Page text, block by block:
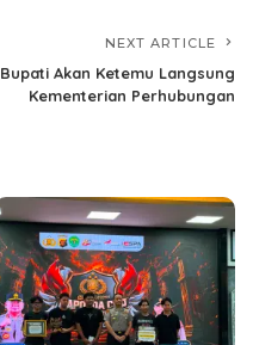
NEXT ARTICLE
Bupati Akan Ketemu Langsung
Kementerian Perhubungan